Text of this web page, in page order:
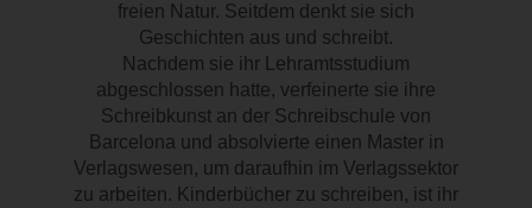
freien Natur. Seitdem denkt sie sich
Geschichten aus und schreibt.
Nachdem sie ihr Lehramtsstudium
abgeschlossen hatte, verfeinerte sie ihre
Schreibkunst an der Schreibschule von
Barcelona und absolvierte einen Master in
Verlagswesen, um daraufhin im Verlagssektor
zu arbeiten. Kinderbücher zu schreiben, ist ihr